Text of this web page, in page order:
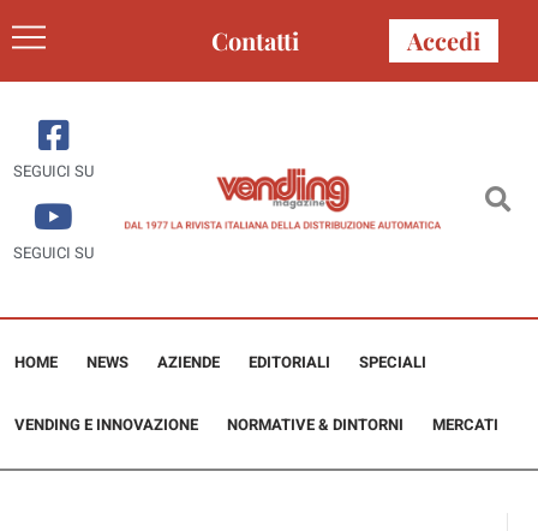
Contatti Accedi
SEGUICI SU
SEGUICI SU
HOME NEWS AZIENDE EDITORIALI SPECIALI
VENDING E INNOVAZIONE NORMATIVE & DINTORNI MERCATI